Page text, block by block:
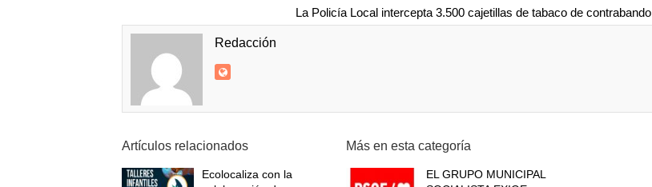
La Policía Local intercepta 3.500 cajetillas de tabaco de contrabando
Redacción
Artículos relacionados
Ecolocaliza con la
Más en esta categoría
EL GRUPO MUNICIPAL